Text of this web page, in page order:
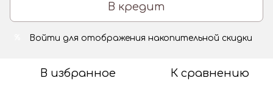
В кредит
Войти для отображения накопительной скидки
В избранное К сравнению